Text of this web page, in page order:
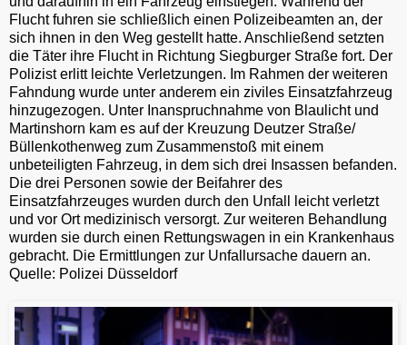
Flucht fuhren sie schließlich einen Polizeibeamten an, der
sich ihnen in den Weg gestellt hatte. Anschließend setzten
die Täter ihre Flucht in Richtung Siegburger Straße fort. Der
Polizist erlitt leichte Verletzungen. Im Rahmen der weiteren
Fahndung wurde unter anderem ein ziviles Einsatzfahrzeug
hinzugezogen. Unter Inanspruchnahme von Blaulicht und
Martinshorn kam es auf der Kreuzung Deutzer Straße/
Büllenkothenweg zum Zusammenstoß mit einem
unbeteiligten Fahrzeug, in dem sich drei Insassen befanden.
Die drei Personen sowie der Beifahrer des
Einsatzfahrzeuges wurden durch den Unfall leicht verletzt
und vor Ort medizinisch versorgt. Zur weiteren Behandlung
wurden sie durch einen Rettungswagen in ein Krankenhaus
gebracht. Die Ermittlungen zur Unfallursache dauern an.
Quelle: Polizei Düsseldorf